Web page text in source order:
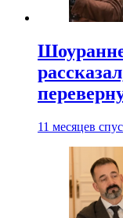
11 месяцев